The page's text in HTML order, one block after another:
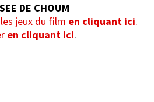
DE CHOUM
jeux du film en cliquant ici.
en cliquant ici.